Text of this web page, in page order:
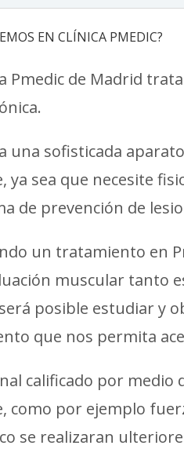
EN CLÍNICA PMEDIC?
Pmedic de Madrid
una sofisticada
ya sea que necesite
de prevención de
un tratamiento en
muscular tanto
posible estudiar y
que nos permita
calificado por medio
como por ejemplo
se realizaran